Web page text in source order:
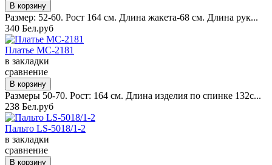
Размер: 52-60. Рост 164 см. Длина жакета-68 см. Длина рук...
340 Бел.руб
Платье MC-2181
в закладки
сравнение
Размеры 50-70. Рост: 164 см. Длина изделия по спинке 132с...
238 Бел.руб
Пальто LS-5018/1-2
в закладки
сравнение